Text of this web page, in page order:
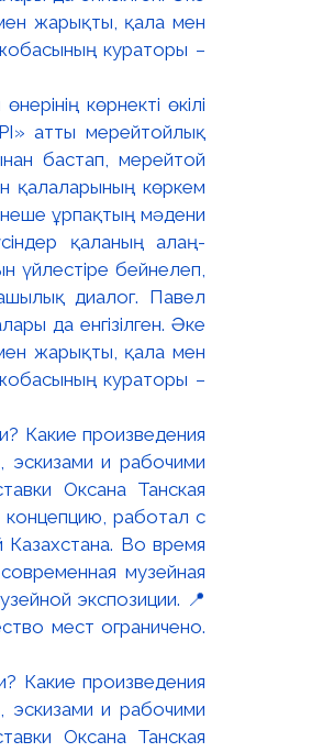
көрнекті өкілі
атты мерейтойлық
бастап, мерейтой
қалаларының көркем
ұрпақтың мәдени
қаланың алаң-
үйлестіре бейнелеп,
диалог. Павел
да енгізілген. Әке
мен жарықты, қала мен
кураторы –
Какие произведения
и рабочими
Оксана Танская